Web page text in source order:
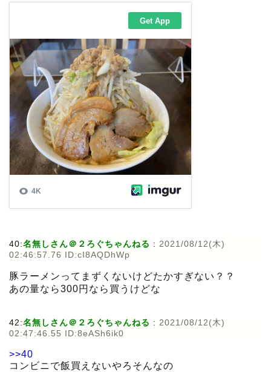
40:名無しさん＠２ろぐちゃんねる : 2021/08/12(木)
02:46:57.76 ID:cI8AQDhWp
豚ラーメンってまずくないけどたかすぎない？？
あの量なら300円なら買うけどな
42:名無しさん＠２ろぐちゃんねる : 2021/08/12(木)
02:47:46.55 ID:8eASh6ik0
>>40
コンビニで飯買えないやろそんなの